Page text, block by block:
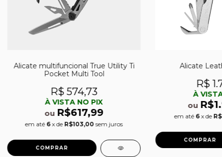
Alicate multifuncional True Utility Ti
Pocket Multi Tool
R$ 574,73
À VISTA NO PIX
ou R$617,99
em até 6 x de R$103,00 sem juros
Alicate
R$
À
ou
em até 6 x de